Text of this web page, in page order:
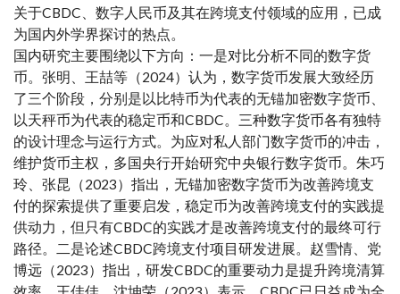
关于CBDC、数字人民币及其在跨境支付领域的应用，已成
为国内外学界探讨的热点。
国内研究主要围绕以下方向：一是对比分析不同的数字货
币。张明、王喆等（2024）认为，数字货币发展大致经历
了三个阶段，分别是以比特币为代表的无锚加密数字货币、
以天秤币为代表的稳定币和CBDC。三种数字货币各有独特
的设计理念与运行方式。为应对私人部门数字货币的冲击，
维护货币主权，多国央行开始研究中央银行数字货币。朱巧
玲、张昆（2023）指出，无锚加密数字货币为改善跨境支
付的探索提供了重要启发，稳定币为改善跨境支付的实践提
供动力，但只有CBDC的实践才是改善跨境支付的最终可行
路径。二是论述CBDC跨境支付项目研发进展。赵雪情、党
博远（2023）指出，研发CBDC的重要动力是提升跨境清算